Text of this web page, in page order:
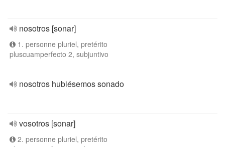
nosotros [sonar]
1. personne pluriel, pretérito
pluscuamperfecto 2, subjuntivo
nosotros hubiésemos sonado
vosotros [sonar]
2. personne pluriel, pretérito